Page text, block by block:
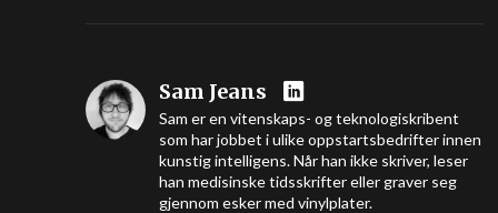
Sam Jeans
Sam er en vitenskaps- og teknologiskribent
som har jobbet i ulike oppstartsbedrifter innen
kunstig intelligens. Når han ikke skriver, leser
han medisinske tidsskrifter eller graver seg
gjennom esker med vinylplater.